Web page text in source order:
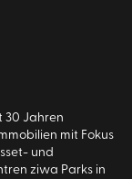
30 Jahren
mit Fokus
und
ziwa Parks in